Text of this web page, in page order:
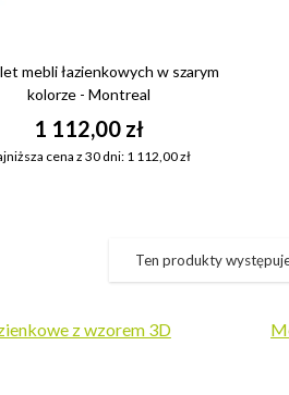
mebli łazienkowych w szarym
kolorze - Montreal
1 112,00 zł
cena z 30 dni: 1 112,00 zł
Ten produkty
z wzorem 3D